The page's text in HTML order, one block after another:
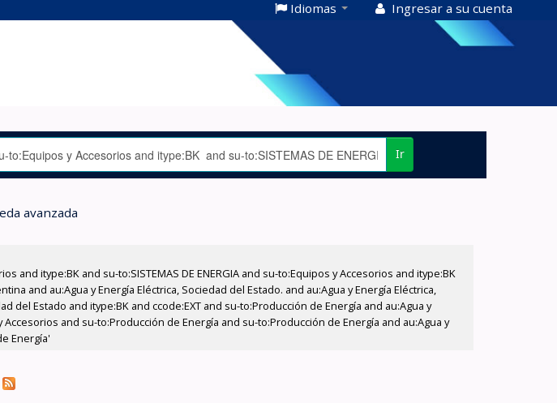
Idiomas Ingresar a su cuenta
Ir
avanzada
itype:BK and su-to:SISTEMAS DE ENERGIA and su-to:Equipos y Accesorios and itype:BK
and au:Agua y Energía Eléctrica, Sociedad del Estado. and au:Agua y Energía Eléctrica,
del Estado and itype:BK and ccode:EXT and su-to:Producción de Energía and au:Agua y
and su-to:Producción de Energía and su-to:Producción de Energía and au:Agua y
Energía'